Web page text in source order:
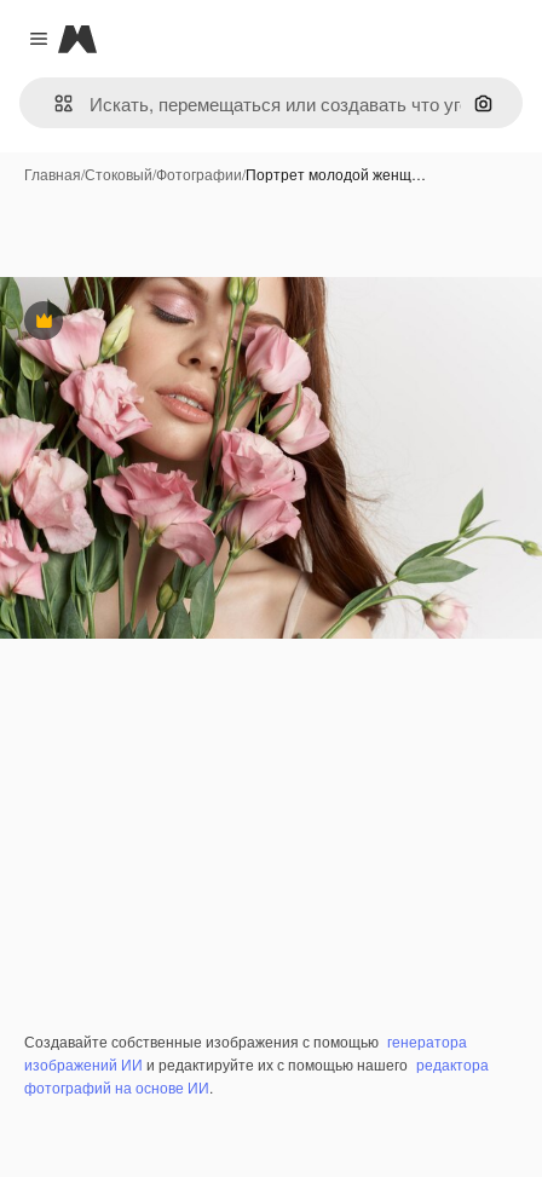
Close menu
Magnific
Поиск
Главная/Стоковый/Фотографии/Портрет молодой женщ…
Премиум
Создавайте собственные изображения с помощью генератора
изображений ИИ и редактируйте их с помощью нашего редактора
фотографий на основе ИИ.